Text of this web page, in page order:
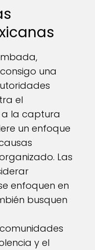
una
el
la captura
un enfoque
Las
enfoquen en
busquen
y el